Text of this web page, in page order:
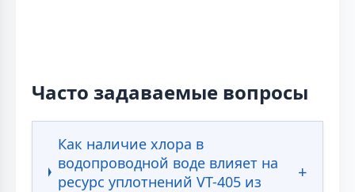
Часто задаваемые вопросы
Как наличие хлора в
водопроводной воде влияет на
ресурс уплотнений VT-405 из